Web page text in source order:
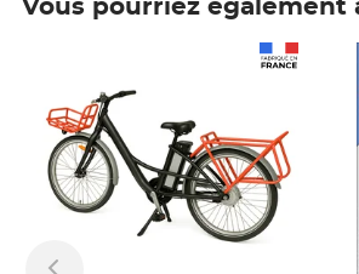
Vous pourriez également
Prix